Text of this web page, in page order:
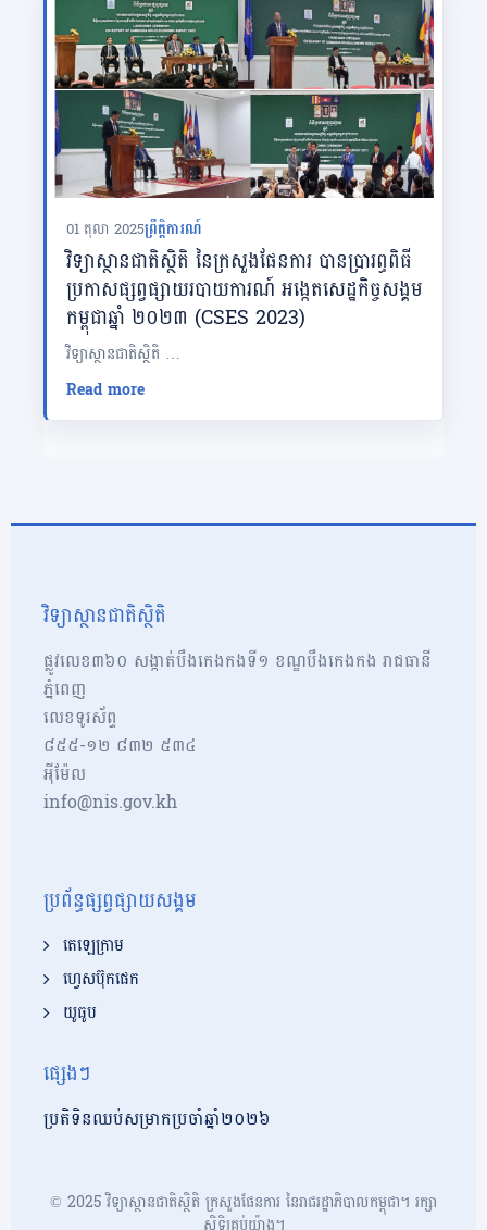
01 តុលា 2025ព្រឹត្តិការណ៍
វិទ្យាស្ថានជាតិស្ថិតិ នៃក្រសួងផែនការ បានប្រារព្ធពិធី
ប្រកាសផ្សព្វផ្សាយរបាយការណ៍ អង្កេតសេដ្ឋកិច្ចសង្គម
កម្ពុជាឆ្នាំ ២០២៣ (CSES 2023)
វិទ្យាស្ថានជាតិស្ថិតិ …
Read more
វិទ្យាស្ថានជាតិស្ថិតិ
ផ្លូវលេខ៣៦០ សង្កាត់បឹងកេងកងទី១ ខណ្ឌបឹងកេងកង រាជធានី
ភ្នំពេញ
លេខទូរស័ព្ទ
៨៥៥-១២​​ ៨៣២ ៥៣៤
អុីម៉ែល
info@nis.gov.kh
ប្រព័ន្ធផ្សព្វផ្សាយសង្គម
តេឡេក្រាម
ហ្វេសប៊ុកផេក
យូធូប
ផ្សេងៗ
ប្រតិទិនឈប់សម្រាកប្រចាំឆ្នាំ២០២៦
© 2025 វិទ្យាស្ថានជាតិស្ថិតិ ក្រសួងផែនការ នៃរាជរដ្ឋាភិបាលកម្ពុជា។ រក្សា